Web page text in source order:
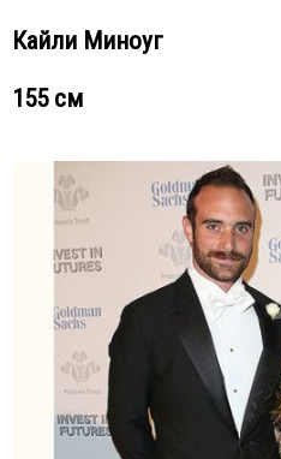
Кайли Миноуг
155 см